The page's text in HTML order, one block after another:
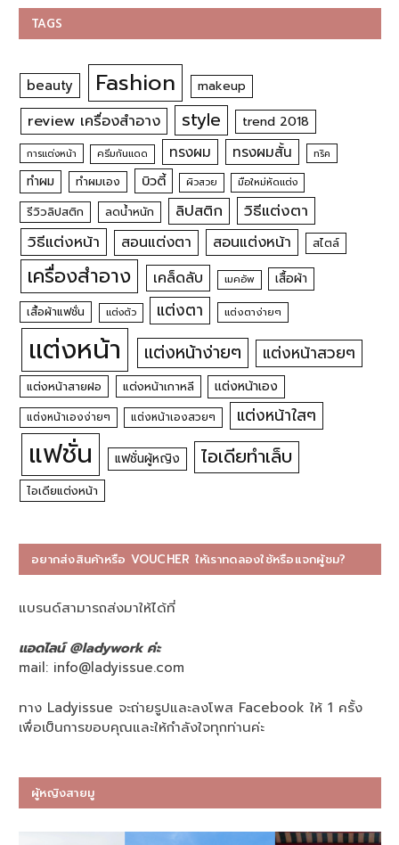
TAGS
beauty Fashion makeup
review เครื่องสำอาง style trend 2018
การแต่งหน้า ครีมกันแดด ทรงผม ทรงผมสั้น ทริค
ทำผม ทำผมเอง บิวตี้ ผิวสวย มือใหม่หัดแต่ง
รีวิวลิปสติก ลดน้ำหนัก ลิปสติก
วิธีแต่งตา
วิธีแต่งหน้า
สอนแต่งตา สอนแต่งหน้า สไตล์
เครื่องสำอาง เคล็ดลับ เมคอัพ เสื้อผ้า
เสื้อผ้าแฟชั่น แต่งตัว แต่งตา แต่งตาง่ายๆ
แต่งหน้า แต่งหน้าง่ายๆ แต่งหน้าสวยๆ
แต่งหน้าสายฝอ แต่งหน้าเกาหลี แต่งหน้าเอง
แต่งหน้าเองง่ายๆ แต่งหน้าเองสวยๆ แต่งหน้าใสๆ
แฟชั่น แฟชั่นผู้หญิง ไอเดียทำเล็บ
ไอเดียแต่งหน้า
อยากส่งสินค้าหรือ VOUCHER ให้เราทดลองใช้หรือแจกผู้ชม?
แบรนด์สามารถส่งมาให้ได้ที่
แอดไลน์ @ladywork ค่ะ
mail: info@ladyissue.com
ทาง Ladyissue จะถ่ายรูปและลงโพส Facebook ให้ 1 ครั้ง
เพื่อเป็นการขอบคุณและให้กำลังใจทุกท่านค่ะ
ผู้หญิงสายมู